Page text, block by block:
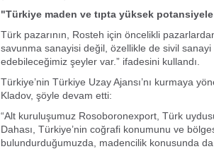
"Türkiye maden ve tıpta yüksek
Türk pazarının, Rosteh için öncelikli
savunma sanayisi değil, özellikle de sivil
edebileceğimiz şeyler var.” ifadesini kullandı.
Türkiye’nin Türkiye Uzay Ajansı’nı kurmaya
Kladov, şöyle devam etti:
“Alt kuruluşumuz Rosoboronexport, Türk uydusu
Dahası, Türkiye’nin coğrafi konumunu ve
bulundurduğumuzda, madencilik konusunda